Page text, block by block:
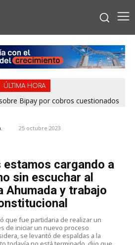
ÚLTIMA HORA
Bipay por cobros cuestionados
25 octubre 2023
estamos cargando a
sin escuchar al
Ahumada y trabajo
que fue partidaria de realizar un
de iniciar un nuevo proceso
se levantó de espaldas a la